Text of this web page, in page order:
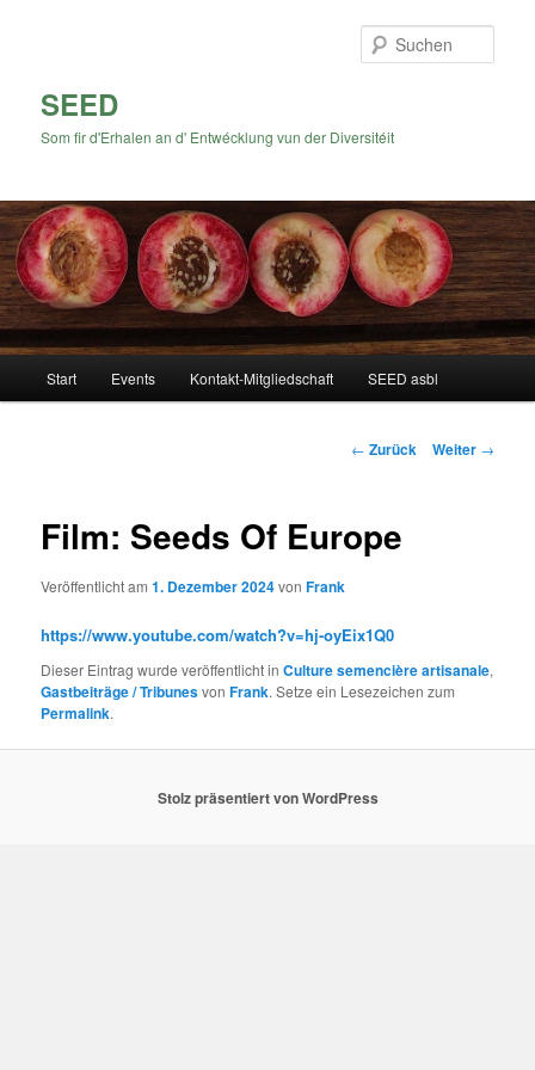
SEED
Som fir d'Erhalen an d' Entwécklung vun der Diversitéit
Start Events Kontakt-Mitgliedschaft SEED asbl
Beitrags-
← Zurück Weiter →
Film: Seeds Of Europe
Veröffentlicht am1. Dezember 2024vonFrank
https://www.youtube.com/watch?v=hj-oyEix1Q0
Dieser Eintrag wurde veröffentlicht inCulture semencière artisanale,
Gastbeiträge / TribunesvonFrank. Setze ein Lesezeichen zum
Permalink.
Stolz präsentiert von WordPress